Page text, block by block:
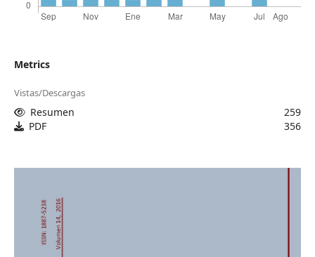
Metrics
Vistas/Descargas
Resumen
259
PDF
356